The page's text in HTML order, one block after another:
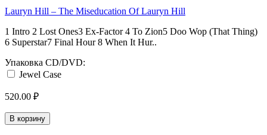
Lauryn Hill ‎– The Miseducation Of Lauryn Hill
1 Intro 2 Lost Ones3 Ex-Factor 4 To Zion5 Doo Wop (That Thing)
6 Superstar7 Final Hour 8 When It Hur..
Упаковка CD/DVD:
Jewel Case
520.00 ₽
В корзину